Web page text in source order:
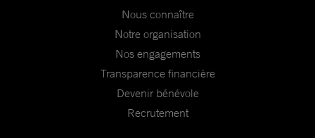
Nous connaître
Notre organisation
Nos engagements
Transparence financière
Devenir bénévole
Recrutement